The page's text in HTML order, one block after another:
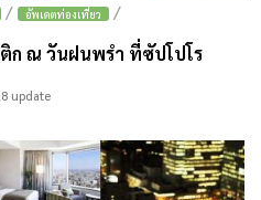
/ อัพเดตท่องเที่ยว /
ก ณ วันฝนพรำ ที่ซัปโปโร
update